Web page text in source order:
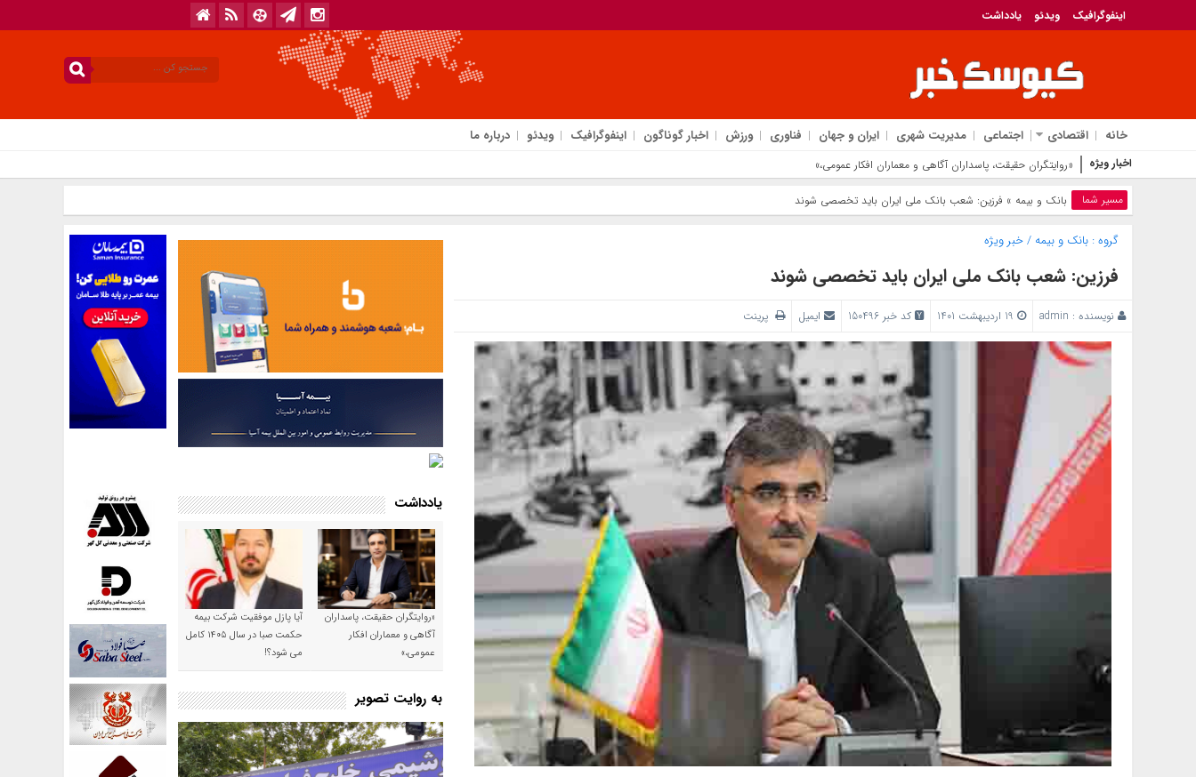
اینفوگرافیک ویدئو یادداشت
خانه اقتصادی اجتماعی مدیریت شهری ایران و جهان فناوری ورزش اخبار گوناگون اینفوگرافیک ویدئو درباره ما
اخبار ویژه «روایتگران حقیقت، پاسداران آگاهی و معماران افکار عمومی،»
مسیر شما بانک‌ و بیمه » فرزین: شعب بانک ملی ایران باید تخصصی شوند
گروه :بانک‌ و بیمه /خبر ویژه
فرزین: شعب بانک ملی ایران باید تخصصی شوند
نویسنده : admin کد خبر 150496 ایمیل پرینت
یادداشت
«روایتگران حقیقت، پاسداران
آگاهی و معماران افکار
عمومی،»
آیا پازل موفقیت شرکت بیمه
حکمت صبا در سال ۱۴۰۵ کامل
می شود؟!
به روایت تصویر